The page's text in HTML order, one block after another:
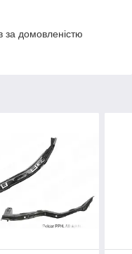
за домовленістю